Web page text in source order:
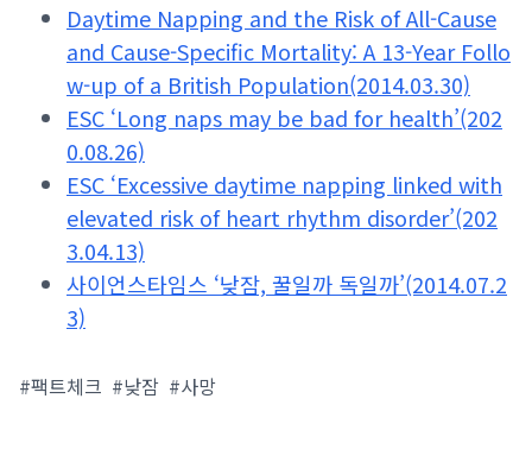
Daytime Napping and the Risk of All-Cause
and Cause-Specific Mortality: A 13-Year Follo
w-up of a British Population(2014.03.30)
ESC ‘Long naps may be bad for health’(202
0.08.26)
ESC ‘Excessive daytime napping linked with
elevated risk of heart rhythm disorder’(202
3.04.13)
사이언스타임스 ‘낮잠, 꿀일까 독일까’(2014.07.2
3)
#팩트체크 #낮잠 #사망